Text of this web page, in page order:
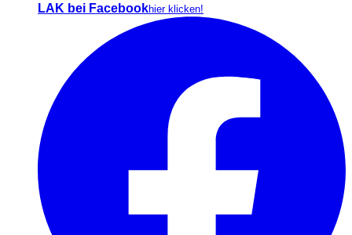
LAK bei Facebookhier klicken!